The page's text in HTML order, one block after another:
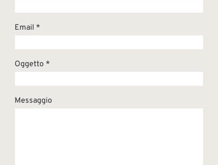
Email *
Oggetto *
Messaggio